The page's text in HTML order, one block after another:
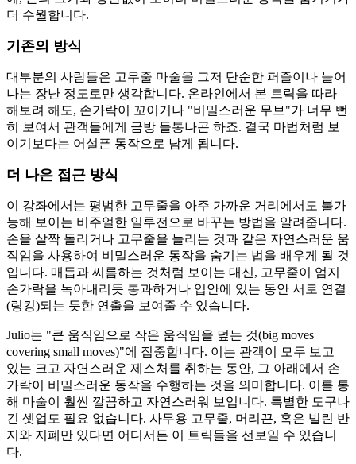
더 수월합니다.
기존의 방식
대부분의 사람들은 고무줄 마술을 그저 단순한 퍼즐이나 늘어
나는 장난 정도로만 생각합니다. 온라인에서 본 트릭을 따라
해보려 해도, 손가락이 꼬이거나 "비밀스러운 무브"가 너무 뻔
히 보여서 관객들에게 금방 들통나곤 하죠. 결국 마법처럼 보
이기보다는 어설픈 동작으로 남게 됩니다.
더 나은 접근 방식
이 강좌에서는 평범한 고무줄을 아주 가까운 거리에서도 불가
능해 보이는 비주얼한 일루전으로 바꾸는 방법을 알려줍니다.
손을 살짝 돌리거나 고무줄을 늘리는 것과 같은 자연스러운 움
직임을 사용하여 비밀스러운 동작을 숨기는 법을 배우게 될 것
입니다. 매듭과 씨름하는 것처럼 보이는 대신, 고무줄이 엄지
손가락을 녹아내리듯 통과하거나 입안에 있는 동안 서로 연결
(링킹)되는 듯한 연출을 보여줄 수 있습니다.
Julio는 "큰 움직임으로 작은 움직임을 덮는 것(big moves
covering small moves)"에 집중합니다. 이는 관객이 모두 보고
있는 크고 자연스러운 제스처를 취하는 동안, 그 아래에서 손
가락이 비밀스러운 동작을 수행하는 것을 의미합니다. 이를 통
해 마술이 훨씬 깔끔하고 자연스러워 보입니다. 특별한 도구나
긴 셋업도 필요 없습니다. 사무용 고무줄, 머리끈, 혹은 빌린 반
지와 지폐만 있다면 어디서든 이 트릭들을 선보일 수 있습니
다.